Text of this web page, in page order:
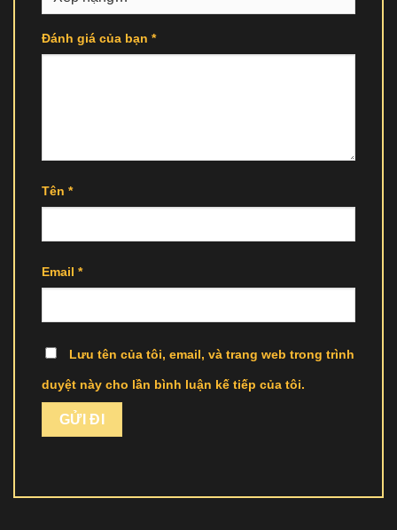
Đánh giá của bạn *
Tên *
Email *
Lưu tên của tôi, email, và trang web trong trình
duyệt này cho lần bình luận kế tiếp của tôi.